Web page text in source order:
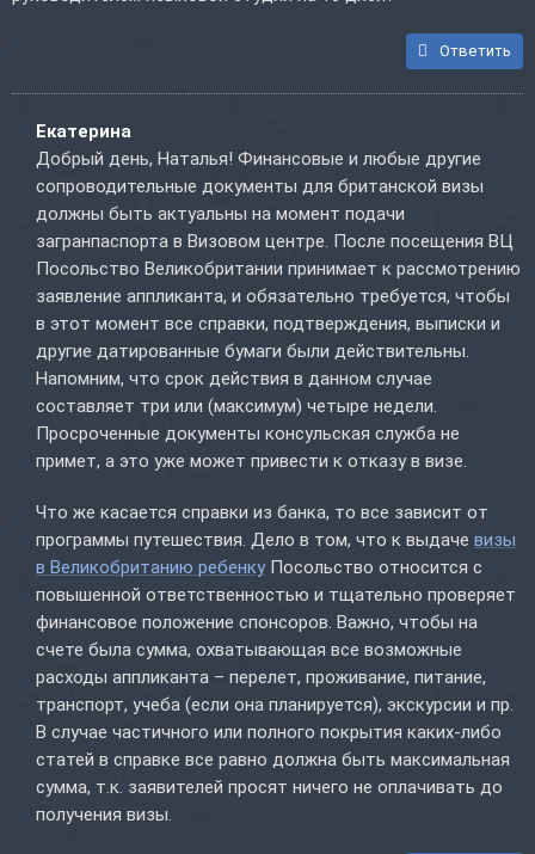
Ответить
Екатерина
Добрый день, Наталья! Финансовые и любые другие
сопроводительные документы для британской визы
должны быть актуальны на момент подачи
загранпаспорта в Визовом центре. После посещения ВЦ
Посольство Великобритании принимает к рассмотрению
заявление аппликанта, и обязательно требуется, чтобы
в этот момент все справки, подтверждения, выписки и
другие датированные бумаги были действительны.
Напомним, что срок действия в данном случае
составляет три или (максимум) четыре недели.
Просроченные документы консульская служба не
примет, а это уже может привести к отказу в визе.
Что же касается справки из банка, то все зависит от
программы путешествия. Дело в том, что к выдаче визы
в Великобританию ребенку Посольство относится с
повышенной ответственностью и тщательно проверяет
финансовое положение спонсоров. Важно, чтобы на
счете была сумма, охватывающая все возможные
расходы аппликанта – перелет, проживание, питание,
транспорт, учеба (если она планируется), экскурсии и пр.
В случае частичного или полного покрытия каких-либо
статей в справке все равно должна быть максимальная
сумма, т.к. заявителей просят ничего не оплачивать до
получения визы.